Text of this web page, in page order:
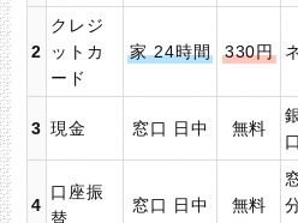
2
クレジ
ットカ
ード
家 24時間 330円
3 現金 窓口 日中 無料
4
口座振
替
窓口 日中 無料